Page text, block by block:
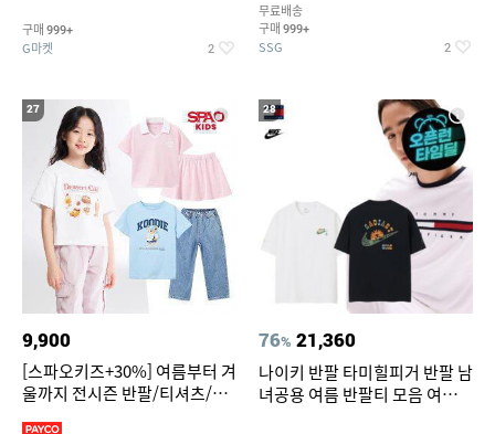
구매 999+
G마켓 2
무료배송
구매 999+
SSG 2
27
9,900
[스파오키즈+30%] 여름부터 겨
울까지 전시즌 반팔/티셔츠/셋
28
76% 21,360
나이키 반팔 타미힐피거 반팔 남
녀공용 여름 반팔티 모음 여름